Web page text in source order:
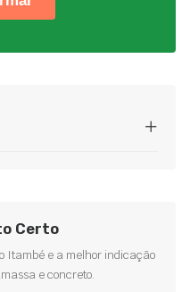
Certo
Itambé e a melhor indicação
e concreto.